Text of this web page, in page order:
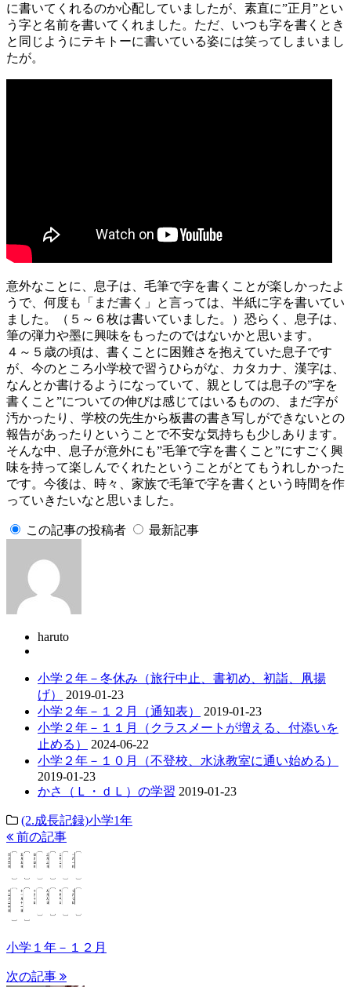
に書いてくれるのか心配していましたが、素直に”正月”とい
う字と名前を書いてくれました。ただ、いつも字を書くとき
と同じようにテキトーに書いている姿には笑ってしまいまし
たが。
意外なことに、息子は、毛筆で字を書くことが楽しかったよ
うで、何度も「まだ書く」と言っては、半紙に字を書いてい
ました。（５～６枚は書いていました。）恐らく、息子は、
筆の弾力や墨に興味をもったのではないかと思います。
４～５歳の頃は、書くことに困難さを抱えていた息子です
が、今のところ小学校で習うひらがな、カタカナ、漢字は、
なんとか書けるようになっていて、親としては息子の”字を
書くこと”についての伸びは感じてはいるものの、まだ字が
汚かったり、学校の先生から板書の書き写しができないとの
報告があったりということで不安な気持ちも少しあります。
そんな中、息子が意外にも”毛筆で字を書くこと”にすごく興
味を持って楽しんでくれたということがとてもうれしかった
です。今後は、時々、家族で毛筆で字を書くという時間を作
っていきたいなと思いました。
この記事の投稿者 最新記事
haruto
小学２年－冬休み（旅行中止、書初め、初詣、凧揚
げ）
2019-01-23
小学２年－１２月（通知表）
2019-01-23
小学２年－１１月（クラスメートが増える、付添いを
止める）
2024-06-22
小学２年－１０月（不登校、水泳教室に通い始める）
2019-01-23
かさ（Ｌ・ｄＬ）の学習 2019-01-23
(2.成長記録)小学1年
前の記事
小学１年－１２月
次の記事